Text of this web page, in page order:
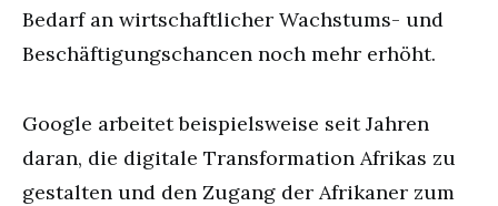
Bedarf an wirtschaftlicher Wachstums- und
Beschäftigungschancen noch mehr erhöht.
Google arbeitet beispielsweise seit Jahren
daran, die digitale Transformation Afrikas zu
gestalten und den Zugang der Afrikaner zum